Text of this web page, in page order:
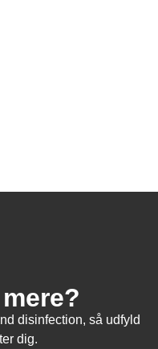
disinfection, så udfyld
dig.